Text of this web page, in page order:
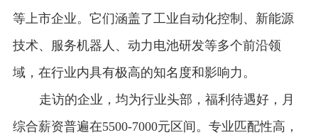
等上市企业。它们涵盖了工业自动化控制、新能源
技术、服务机器人、动力电池研发等多个前沿领
域，在行业内具有极高的知名度和影响力。
走访的企业，均为行业头部，福利待遇好，月
综合薪资普遍在5500-7000元区间。专业匹配性高，